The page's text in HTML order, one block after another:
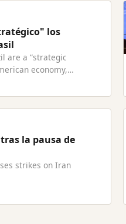
los
are a “strategic
economy,
Full Article at RT.com
la pausa de
strikes on Iran